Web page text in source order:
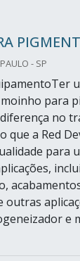
- SP
para
no
que a Red
para
outras
e